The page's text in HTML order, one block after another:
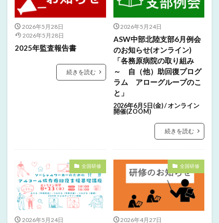
2026年5月28日
2026年5月28日
2025年監査報告書
続きを読む
2026年5月24日
ASW中部北陸支部6月例会
のお知らせ(オンライン)
「各務原病院の取り組み
～ 自（他）助回復プログ
ラム アローグループのこ
と」
2026年6月5日(金) / オンライン
開催(ZOOM)
続きを読む
全国研修
2026年5月24日
全国研修
2026年4月27日